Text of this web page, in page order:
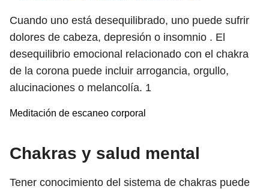
Cuando uno está desequilibrado, uno puede sufrir
dolores de cabeza, depresión o insomnio . El
desequilibrio emocional relacionado con el chakra
de la corona puede incluir arrogancia, orgullo,
alucinaciones o melancolía. 1
Meditación de escaneo corporal
Chakras y salud mental
Tener conocimiento del sistema de chakras puede